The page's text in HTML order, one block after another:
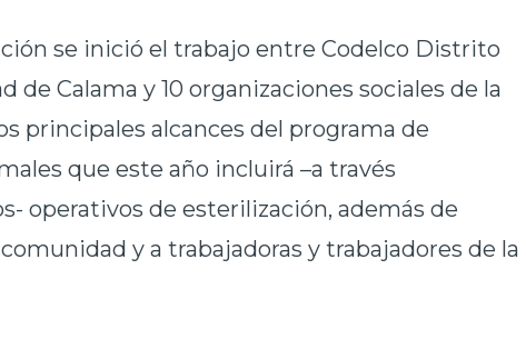
se inició el trabajo entre Codelco Distrito
de Calama y 10 organizaciones sociales de la
principales alcances del programa de
que este año incluirá –a través
operativos de esterilización, además de
y a trabajadoras y trabajadores de la